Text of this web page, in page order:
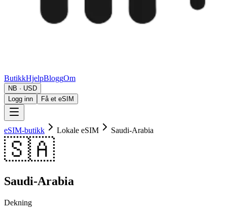
ButikkHjelpBloggOm
NB · USD
Logg inn
Få et eSIM
eSIM-butikk Lokale eSIM Saudi-Arabia
🇸🇦
Saudi-Arabia
Dekning